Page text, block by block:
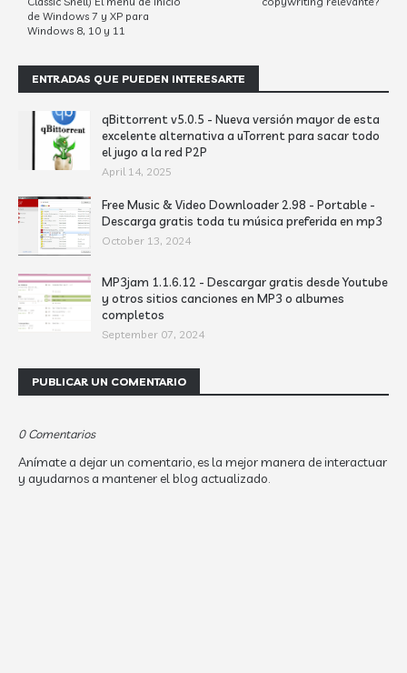
de Windows 7 y XP para
Windows 8, 10 y 11
ENTRADAS QUE PUEDEN INTERESARTE
qBittorrent v5.0.5 - Nueva versión mayor de esta
excelente alternativa a uTorrent para sacar todo
el jugo a la red P2P
April 14, 2025
Free Music & Video Downloader 2.98 - Portable -
Descarga gratis toda tu música preferida en mp3
October 13, 2024
MP3jam 1.1.6.12 - Descargar gratis desde Youtube
y otros sitios canciones en MP3 o albumes
completos
September 07, 2024
PUBLICAR UN COMENTARIO
0 Comentarios
Anímate a dejar un comentario, es la mejor manera de interactuar
y ayudarnos a mantener el blog actualizado.